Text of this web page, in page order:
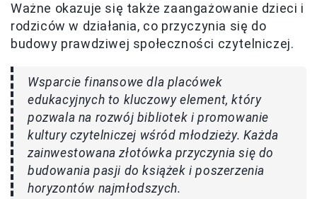
Ważne okazuje się także zaangażowanie dzieci i
rodziców w działania, co przyczynia się do
budowy prawdziwej społeczności czytelniczej.
Wsparcie finansowe dla placówek
edukacyjnych to kluczowy element, który
pozwala na rozwój bibliotek i promowanie
kultury czytelniczej wśród młodzieży. Każda
zainwestowana złotówka przyczynia się do
budowania pasji do książek i poszerzenia
horyzontów najmłodszych.